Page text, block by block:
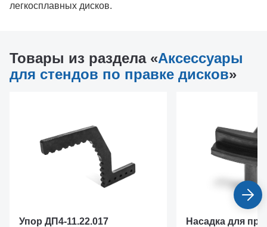
легкосплавных дисков.
Товары из раздела «Аксессуары
для стендов по правке дисков»
Упор ДП4-11.22.017
Насадка для